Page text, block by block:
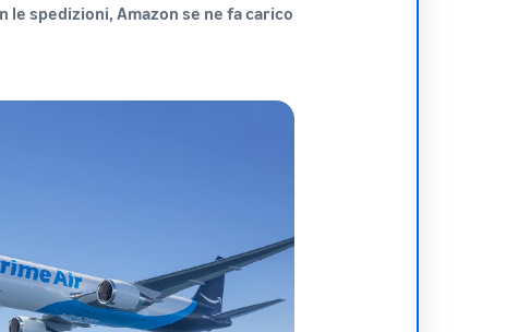
le spedizioni, Amazon se ne fa carico